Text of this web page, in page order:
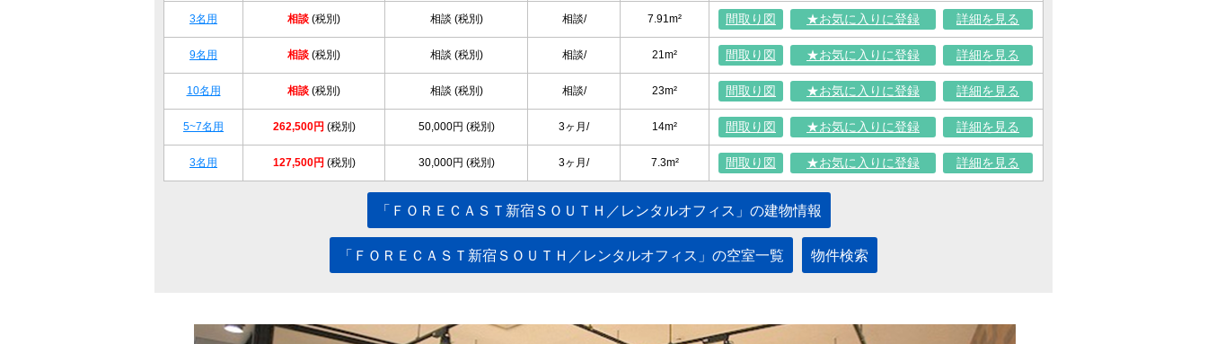
3名用 相談 (税別) 相談 (税別) 相談/ 7.91m² 間取り図 ★お気に入りに登録 詳細を見る
9名用 相談 (税別) 相談 (税別) 相談/ 21m² 間取り図 ★お気に入りに登録 詳細を見る
10名用 相談 (税別) 相談 (税別) 相談/ 23m² 間取り図 ★お気に入りに登録 詳細を見る
5~7名用 262,500円 (税別) 50,000円 (税別) 3ヶ月/ 14m² 間取り図 ★お気に入りに登録 詳細を見る
3名用 127,500円 (税別) 30,000円 (税別) 3ヶ月/ 7.3m² 間取り図 ★お気に入りに登録 詳細を見る
「ＦＯＲＥＣＡＳＴ新宿ＳＯＵＴＨ／レンタルオフィス」の建物情報
「ＦＯＲＥＣＡＳＴ新宿ＳＯＵＴＨ／レンタルオフィス」の空室一覧 物件検索